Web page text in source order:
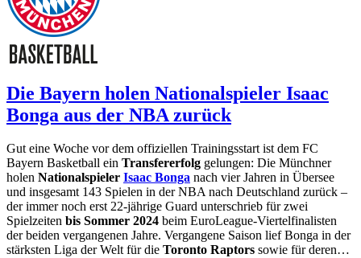
Die Bayern holen Nationalspieler Isaac
Bonga aus der NBA zurück
Gut eine Woche vor dem offiziellen Trainingsstart ist dem FC
Bayern Basketball ein Transfererfolg gelungen: Die Münchner
holen Nationalspieler Isaac Bonga nach vier Jahren in Übersee
und insgesamt 143 Spielen in der NBA nach Deutschland zurück –
der immer noch erst 22-jährige Guard unterschrieb für zwei
Spielzeiten bis Sommer 2024 beim EuroLeague-Viertelfinalisten
der beiden vergangenen Jahre. Vergangene Saison lief Bonga in der
stärksten Liga der Welt für die Toronto Raptors sowie für deren…